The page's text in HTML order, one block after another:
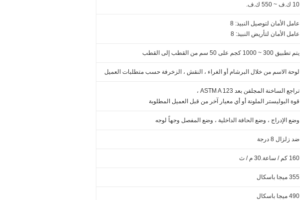
10 ك.ف ~ 550 ك.ف.
عامل الأمان لتوصيل النبيذ: 8
عامل الأمان لتأريض النبيذ: 8
يتم تطبيق 300 ~ 1000 كجم على 50 سم من القطب إلى القطب
لوحة الاسم من خلال البرشام أو الغراء ، النقش ، الزخرفة حسب متطلبات العميل
تراجع الساخنة المجلفن بعد ASTM A 123 ،
قوة البوليستر الملونة أو أي معيار آخر من قبل العميل المطلوبة
وضع الإدراج ، وضع الحافة الداخلية ، وضع المفصل وجهاً لوجه
ضد زلزال 8 درجة
160 كم / ساعة.30 م / ث
355 ميجا باسكال
490 ميجا باسكال